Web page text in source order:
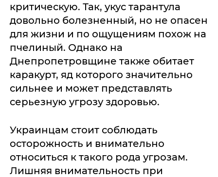
критическую. Так, укус тарантула
довольно болезненный, но не опасен
для жизни и по ощущениям похож на
пчелиный. Однако на
Днепропетровщине также обитает
каракурт, яд которого значительно
сильнее и может представлять
серьезную угрозу здоровью.
Украинцам стоит соблюдать
осторожность и внимательно
относиться к такого рода угрозам.
Лишняя внимательность при